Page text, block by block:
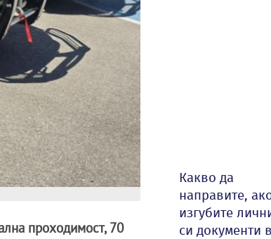
проходимост, 70
Какво да
направите,
изгубите
си документи